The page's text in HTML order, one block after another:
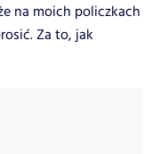
na moich policzkach
Za to, jak